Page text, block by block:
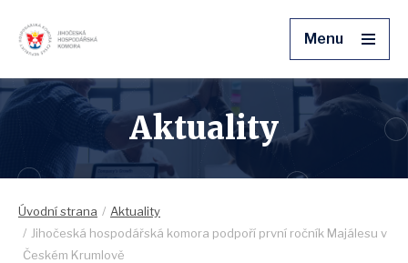
Menu
Aktuality
Úvodní strana
Aktuality
Jihočeská hospodářská komora podpoří první ročník Majálesu v
Českém Krumlově